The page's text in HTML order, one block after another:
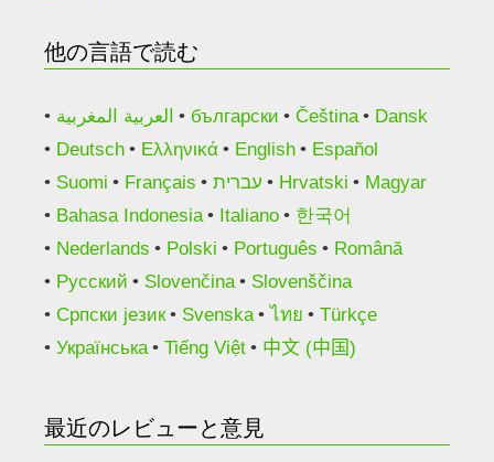
他の言語で読む
العربية المغربية български Čeština
Dansk
Deutsch
Ελληνικά English
Español
Suomi
Français עברית Hrvatski
Magyar
Bahasa Indonesia
Italiano
한국어
Nederlands
Polski Português
Română
Русский
Slovenčina
Slovenščina
Српски језик
Svenska ไทย
Türkçe
Українська
Tiếng Việt 中文 (中国)
最近のレビューと意見